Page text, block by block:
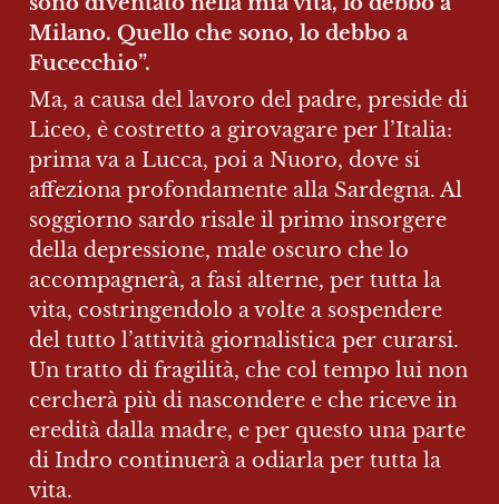
Milano. Quello che sono, lo debbo a
Fucecchio”.
Ma, a causa del lavoro del padre, preside di
Liceo, è costretto a girovagare per l’Italia:
prima va a Lucca, poi a Nuoro, dove si
affeziona profondamente alla Sardegna. Al
soggiorno sardo risale il primo insorgere
della depressione, male oscuro che lo
accompagnerà, a fasi alterne, per tutta la
vita, costringendolo a volte a sospendere
del tutto l’attività giornalistica per curarsi.
Un tratto di fragilità, che col tempo lui non
cercherà più di nascondere e che riceve in
eredità dalla madre, e per questo una parte
di Indro continuerà a odiarla per tutta la
vita.